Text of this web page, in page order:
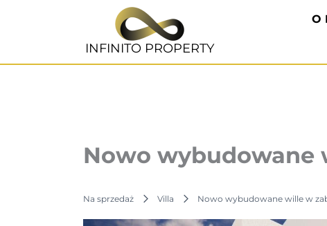
INFINITO PROPERTY
O
Nowo wybudowane
Na sprzedaż Villa Nowo wybudowane wille w